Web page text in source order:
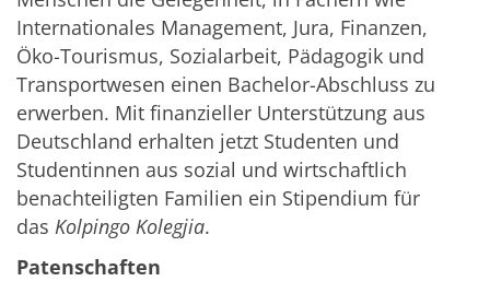
Internationales Management, Jura, Finanzen,
Öko-Tourismus, Sozialarbeit, Pädagogik und
Transportwesen einen Bachelor-Abschluss zu
erwerben. Mit finanzieller Unterstützung aus
Deutschland erhalten jetzt Studenten und
Studentinnen aus sozial und wirtschaftlich
benachteiligten Familien ein Stipendium für
das Kolpingo Kolegjia.
Patenschaften